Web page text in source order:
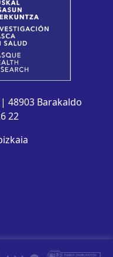
48903 Barakaldo
22